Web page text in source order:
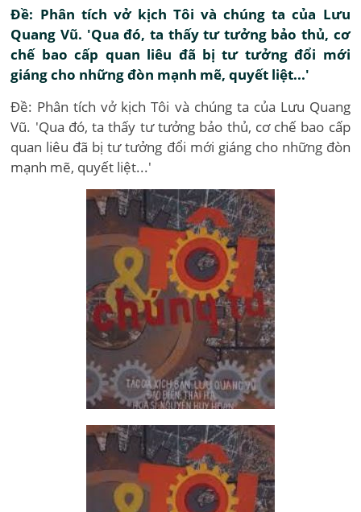
Đề: Phân tích vở kịch Tôi và chúng ta của Lưu
Quang Vũ. 'Qua đó, ta thấy tư tưởng bảo thủ, cơ
chế bao cấp quan liêu đã bị tư tưởng đổi mới
giáng cho những đòn mạnh mẽ, quyết liệt...'
Đề: Phân tích vở kịch Tôi và chúng ta của Lưu Quang
Vũ. 'Qua đó, ta thấy tư tưởng bảo thủ, cơ chế bao cấp
quan liêu đã bị tư tưởng đổi mới giáng cho những đòn
mạnh mẽ, quyết liệt...'